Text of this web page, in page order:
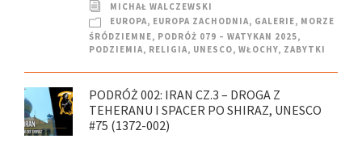
MICHAŁ WALCZEWSKI
EUROPA, EUROPA ZACHODNIA, GALERIE, MORZE
ŚRÓDZIEMNE, PODRÓŻ 079 – WATYKAN 2025,
PODZIEMIA, RELIGIA, UNESCO, WŁOCHY, ZABYTKI
PODRÓŻ 002: IRAN CZ.3 – DROGA Z
TEHERANU I SPACER PO SHIRAZ, UNESCO
#75 (1372-002)